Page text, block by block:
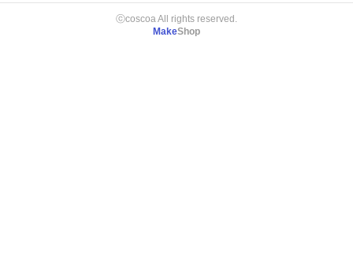
ⓒcoscoa All rights reserved.
MakeShop